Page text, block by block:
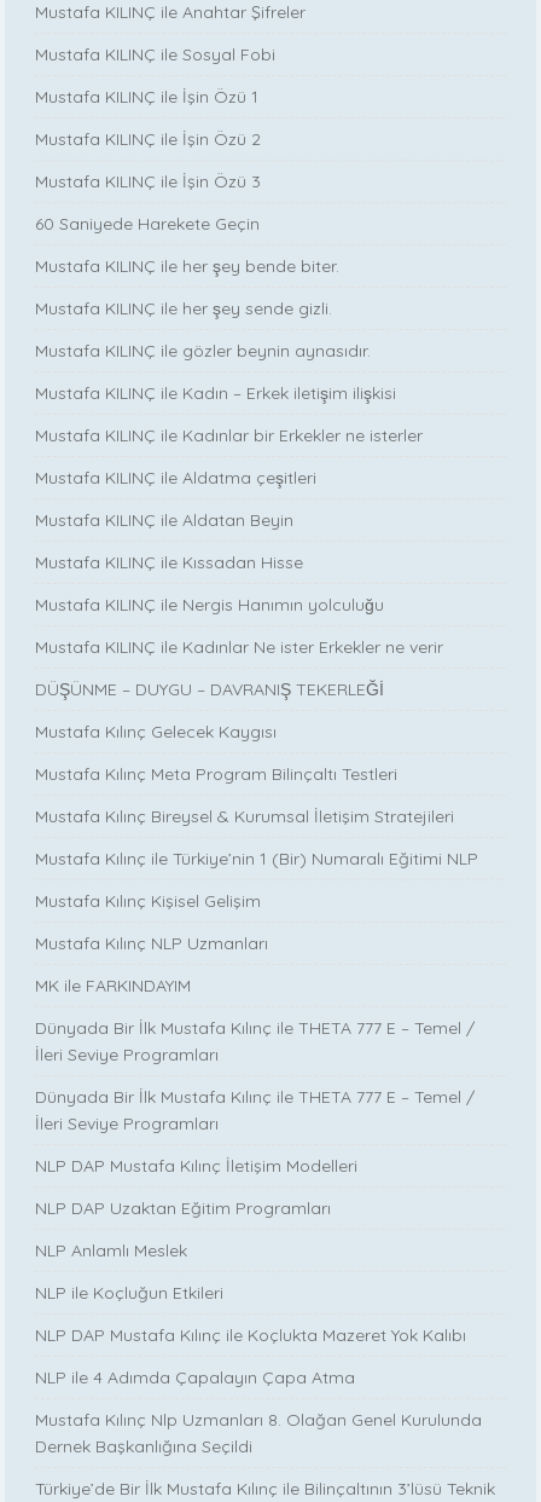
Mustafa KILINÇ ile Anahtar Şifreler
Mustafa KILINÇ ile Sosyal Fobi
Mustafa KILINÇ ile İşin Özü 1
Mustafa KILINÇ ile İşin Özü 2
Mustafa KILINÇ ile İşin Özü 3
60 Saniyede Harekete Geçin
Mustafa KILINÇ ile her şey bende biter.
Mustafa KILINÇ ile her şey sende gizli.
Mustafa KILINÇ ile gözler beynin aynasıdır.
Mustafa KILINÇ ile Kadın – Erkek iletişim ilişkisi
Mustafa KILINÇ ile Kadınlar bir Erkekler ne isterler
Mustafa KILINÇ ile Aldatma çeşitleri
Mustafa KILINÇ ile Aldatan Beyin
Mustafa KILINÇ ile Kıssadan Hisse
Mustafa KILINÇ ile Nergis Hanımın yolculuğu
Mustafa KILINÇ ile Kadınlar Ne ister Erkekler ne verir
DÜŞÜNME – DUYGU – DAVRANIŞ TEKERLEĞİ
Mustafa Kılınç Gelecek Kaygısı
Mustafa Kılınç Meta Program Bilinçaltı Testleri
Mustafa Kılınç Bireysel & Kurumsal İletişim Stratejileri
Mustafa Kılınç ile Türkiye’nin 1 (Bir) Numaralı Eğitimi NLP
Mustafa Kılınç Kişisel Gelişim
Mustafa Kılınç NLP Uzmanları
MK ile FARKINDAYIM
Dünyada Bir İlk Mustafa Kılınç ile THETA 777 E – Temel /
İleri Seviye Programları
Dünyada Bir İlk Mustafa Kılınç ile THETA 777 E – Temel /
İleri Seviye Programları
NLP DAP Mustafa Kılınç İletişim Modelleri
NLP DAP Uzaktan Eğitim Programları
NLP Anlamlı Meslek
NLP ile Koçluğun Etkileri
NLP DAP Mustafa Kılınç ile Koçlukta Mazeret Yok Kalıbı
NLP ile 4 Adımda Çapalayın Çapa Atma
Mustafa Kılınç Nlp Uzmanları 8. Olağan Genel Kurulunda
Dernek Başkanlığına Seçildi
Türkiye’de Bir İlk Mustafa Kılınç ile Bilinçaltının 3’lüsü Teknik